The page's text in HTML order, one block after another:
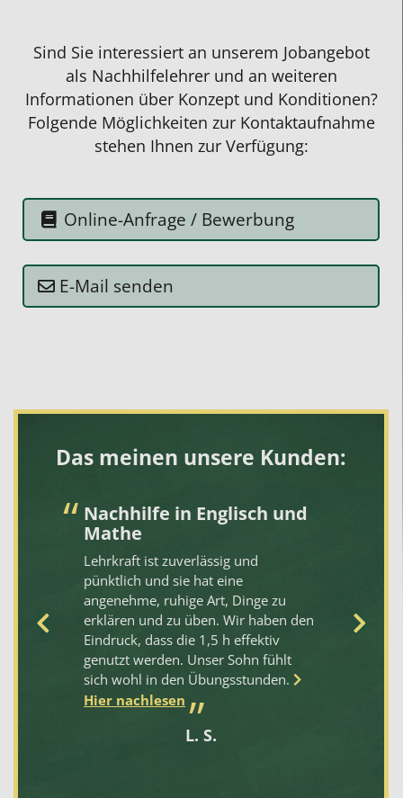
Sind Sie interessiert an unserem Jobangebot
als Nachhilfelehrerund an weiteren
Informationen über Konzept und Konditionen?
Folgende Möglichkeiten zur Kontaktaufnahme
stehen Ihnen zur Verfügung:
Online-Anfrage / Bewerbung
E-Mail senden
Das meinen unsere Kunden:
Nachhilfe in Englisch und
Mathe
Lehrkraft ist zuverlässig und
pünktlich und sie hat eine
angenehme, ruhige Art, Dinge zu
erklären und zu üben. Wir haben den
Eindruck, dass die 1,5 h effektiv
genutzt werden. Unser Sohn fühlt
sich wohl in den Übungsstunden.
Hier nachlesen
L. S.